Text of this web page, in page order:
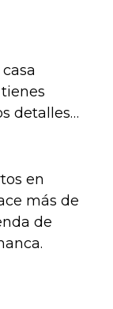
detalles…
en
más de
de